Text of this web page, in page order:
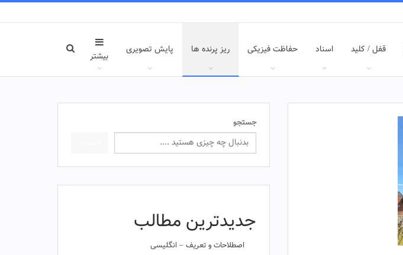
قفل / کلید اسناد حفاظت فیزیکی ریز پرنده ها پایش تصویری
بیشتر
جستجو
جدیدترین مطالب
اصطلاحات و تعریف – انگلیسی